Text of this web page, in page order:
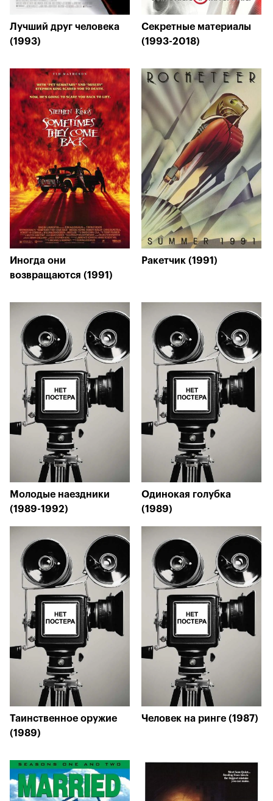
Лучший друг человека
(1993)
Секретные материалы
(1993-2018)
Иногда они
возвращаются (1991)
Ракетчик (1991)
Молодые наездники
(1989-1992)
Одинокая голубка
(1989)
Таинственное оружие
(1989)
Человек на ринге (1987)